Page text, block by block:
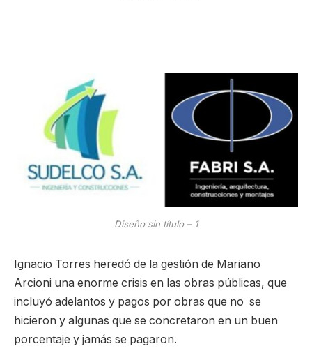
Diseño sin título – 1
Ignacio Torres heredó de la gestión de Mariano
Arcioni una enorme crisis en las obras públicas, que
incluyó adelantos y pagos por obras que no se
hicieron y algunas que se concretaron en un buen
porcentaje y jamás se pagaron.